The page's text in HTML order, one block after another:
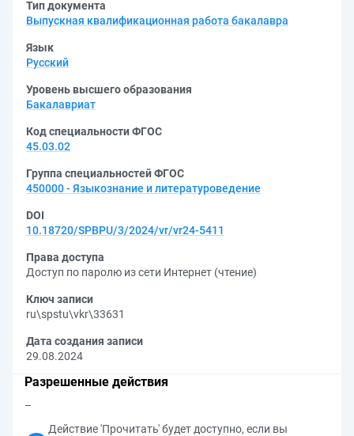
Тип документа
Выпускная квалификационная работа бакалавра
Язык
Русский
Уровень высшего образования
Бакалавриат
Код специальности ФГОС
45.03.02
Группа специальностей ФГОС
450000 - Языкознание и литературоведение
DOI
10.18720/SPBPU/3/2024/vr/vr24-5411
Права доступа
Доступ по паролю из сети Интернет (чтение)
Ключ записи
ru\spstu\vkr\33631
Дата создания записи
29.08.2024
Разрешенные действия
–
Действие 'Прочитать' будет доступно, если вы